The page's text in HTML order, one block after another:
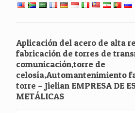
Aplicación del acero de alta
fabricación de torres de
comunicación,torre de
celosía,Automantenimiento
torre – Jielian EMPRESA DE
METÁLICAS